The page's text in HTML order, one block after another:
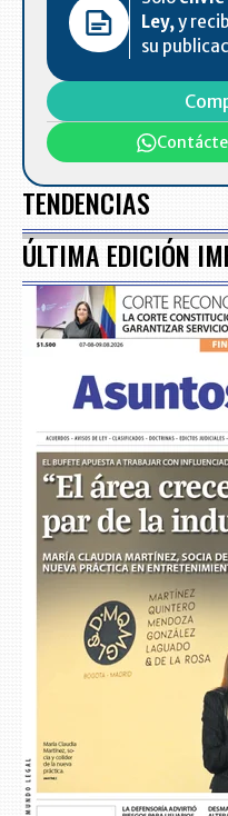
Ley,y
su
TENDENCIAS
ÚLTIMA EDICIÓN